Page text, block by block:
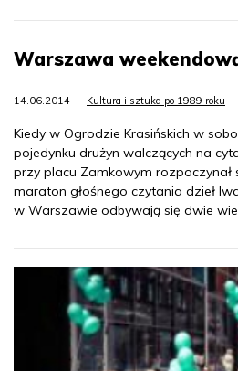
Warszawa
14.06.2014 Kultura i sztuka po 1989 roku
Kiedy w Ogrodzie Krasińskich w
pojedynku drużyn walczących na
przy placu Zamkowym rozpoczynał
maraton głośnego czytania dzieł
w Warszawie odbywają się dwie